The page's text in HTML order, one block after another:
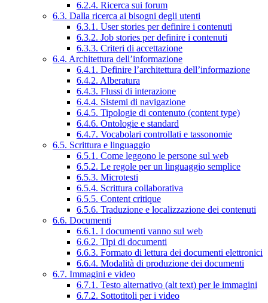
6.2.4. Ricerca sui forum
6.3. Dalla ricerca ai bisogni degli utenti
6.3.1. User stories per definire i contenuti
6.3.2. Job stories per definire i contenuti
6.3.3. Criteri di accettazione
6.4. Architettura dell’informazione
6.4.1. Definire l’architettura dell’informazione
6.4.2. Alberatura
6.4.3. Flussi di interazione
6.4.4. Sistemi di navigazione
6.4.5. Tipologie di contenuto (content type)
6.4.6. Ontologie e standard
6.4.7. Vocabolari controllati e tassonomie
6.5. Scrittura e linguaggio
6.5.1. Come leggono le persone sul web
6.5.2. Le regole per un linguaggio semplice
6.5.3. Microtesti
6.5.4. Scrittura collaborativa
6.5.5. Content critique
6.5.6. Traduzione e localizzazione dei contenuti
6.6. Documenti
6.6.1. I documenti vanno sul web
6.6.2. Tipi di documenti
6.6.3. Formato di lettura dei documenti elettronici
6.6.4. Modalità di produzione dei documenti
6.7. Immagini e video
6.7.1. Testo alternativo (alt text) per le immagini
6.7.2. Sottotitoli per i video